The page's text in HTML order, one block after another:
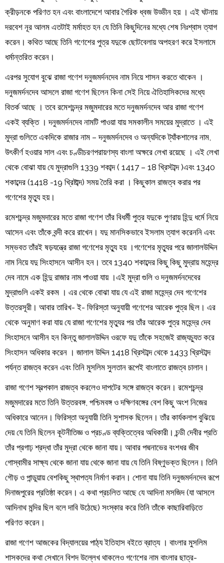
ক্রীড়নকে পরিণত হন এবং বাংলাদেশে আবার গৈরিক ধ্বজ উড্ডীন হয় । এই ঘটনায়
দরবেশ নূর আলম এতটাই মর্মাহত হন যে তিনি কিছুদিনের মধ্যে শেষ নিঃশ্বাস ত্যাগ
করেন। কথিত আছে তিনি গণেশের পুত্র যদুকে ছোটবেলায় অপহরণ করে ইসলামে
ধর্মান্তরিত করেন।
এরপর সুযোগ বুঝে রাজা গণেশ দনুজমর্দনদেব নাম নিয়ে শাসন করতে থাকেন ।
দনুজমর্দনদেব আসলে রাজা গণেশ ছিলেন কিনা সেই নিয়ে ঐতিহাসিকদের মধ্যে
বিতর্ক আছে । তবে রমেশচন্দ্র মজুমদারের মতে দনুজমর্দনদেব আর রাজা গণেশ
একই ব্যক্তি । দনুজমর্দনদেব নামটি পাওয়া যায় সমকালীন সময়ের মুদ্রাতে । এই
মুদ্রা গুলিতে একদিকে রাজার নাম – দনুজমর্দনদেব ও অন্যদিকে ট্যাঁকশালের নাম,
উৎকীর্ণ হওয়ার সাল এবং চণ্ডীচরণপরায়ণস্য বাংলা অক্ষরে লেখা রয়েছে । এই লেখা
থেকে বোঝা যায় যে মুদ্রাগুলি 1339 শকাব্দ ( 1417 – 18 খ্রিস্টাব্দ )এবং 1340
শকাব্দের (1418 -19 খ্রিষ্টাব্দ) সময় তৈরি করা । কিছুকাল রাজত্ব করার পর
গণেশের মৃত্যু হয়।
রমেশচন্দ্র মজুমদারের মতে রাজা গণেশ তাঁর বিধর্মী পুত্র যদুকে পুণরায় হিন্দু ধর্মে নিয়ে
আসেন এবং তাঁকে বন্দী করে রাখেন। যদু মানসিকভাবে ইসলাম ত্যাগ করেননি এবং
সম্ভবত তাঁরই ষড়যন্ত্রে রাজা গণেশের মৃত্যু হয় ।গণেশের মৃত্যুর পরে জালালউদ্দিন
নাম নিয়ে যদু সিংহাসনে আসীন হন। তবে 1340 শকাব্দের কিছু কিছু মুদ্রায় মহেন্দ্র
দেব নামে এক হিন্দু রাজার নাম পাওয়া যায় ।এই মুদ্রা গুলি ও দনুজমর্দনদেবের
মুদ্রাগুলি একই রকম । এর থেকে বোঝা যায় যে এই রাজা মহেন্দ্র দেব গণেশের
উত্তরসূরী। আবার তারিখ- ই- ফিরিস্তা অনুযায়ী গণেশের আরেক পুত্র ছিল। এর
থেকে অনুমাণ করা যায় যে রাজা গণেশের মৃত্যুর পর তাঁর আরেক পুত্র মহেন্দ্র দেব
সিংহাসনে আসীন হন কিন্তু জালালউদ্দিন ওরফে যদু তাঁকে সহজেই রাজ্যচ্যুত করে
সিংহাসন অধিকার করেন । জালাল উদ্দিন 1418 খ্রিস্টাব্দ থেকে 1433 খ্রিস্টাব্দ
পর্যন্ত রাজত্ব করেন এবং তিনি মুসলিম সুলতান রূপেই বাংলাতে রাজত্ব চালান।
রাজা গণেশ স্বল্পকাল রাজত্ব করলেও দাপটের সঙ্গে রাজত্ব করেন। রমেশচন্দ্র
মজুমদারের মতে তিনি উত্তরবঙ্গ, পশ্চিমবঙ্গ ও দক্ষিণবঙ্গের বেশ কিছু অংশ নিজের
অধিকারে আনেন। ফিরিস্তা অনুযায়ী তিনি সুশাসক ছিলেন। তাঁর কার্যকলাপ বুঝিয়ে
দেয় যে তিনি ছিলেন কূটনীতিজ্ঞ ও প্রচণ্ড ব্যক্তিত্বের অধিকারী। চন্ডী দেবীর প্রতি
তাঁর প্রগাঢ় শ্রদ্ধা তাঁর মুদ্রা থেকে জানা যায়। আবার পদ্মনাভের বংশধর জীব
গোস্বামীর সাক্ষ্য থেকে জানা যায় থেকে জানা যায় যে তিনি বিষ্ণুভক্ত ছিলেন। তিনি
গৌড় ও পান্ডুয়ায় বেশকিছু স্থাপত্য নির্মাণ করান। শোনা যায় তিনি দনুজমর্দনদেব রূপে
দিনাজপুরের প্রতিষ্ঠা করেন। এ কথা প্রচলিত আছে যে আদিনা মসজিদ (যা আসলে
আদিনাথ মন্দির ছিল বলে দাবি উঠেছে) সংস্কার করে তিনি তাঁকে কাছারিবাড়িতে
পরিণত করেন।
রাজা গণেশ আজকের বিদ্যালয়ের পাঠ্য ইতিহাস বইতে ব্রাত্য । বাংলার মুসলিম
শাসকদের কথা সেখানে বিশদ উল্লেখ থাকলেও গণেশের নাম বাংলার ছাত্র-